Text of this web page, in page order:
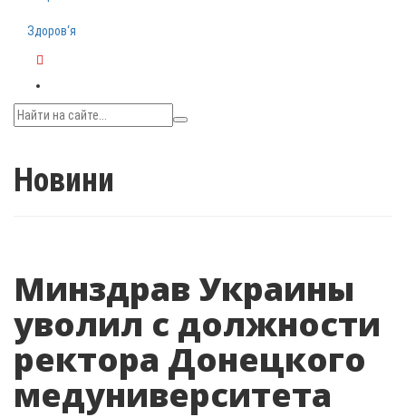
Здоров‘я
Новини
Минздрав Украины
уволил с должности
ректора Донецкого
медуниверситета